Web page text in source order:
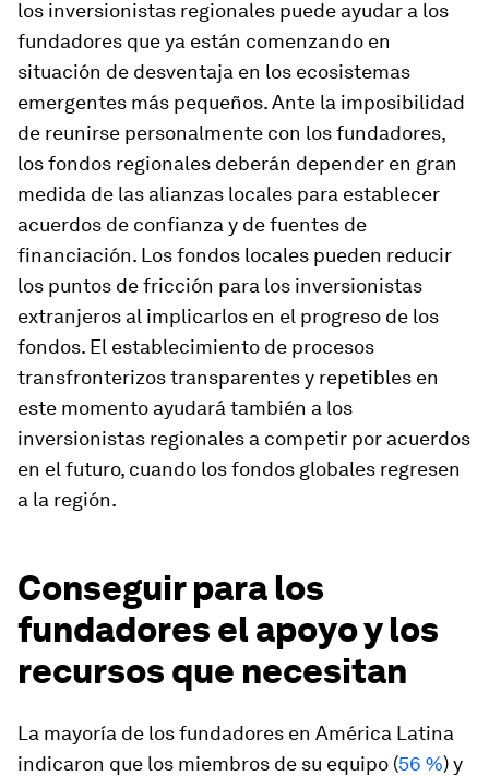
los inversionistas regionales puede ayudar a los
fundadores que ya están comenzando en
situación de desventaja en los ecosistemas
emergentes más pequeños. Ante la imposibilidad
de reunirse personalmente con los fundadores,
los fondos regionales deberán depender en gran
medida de las alianzas locales para establecer
acuerdos de confianza y de fuentes de
financiación. Los fondos locales pueden reducir
los puntos de fricción para los inversionistas
extranjeros al implicarlos en el progreso de los
fondos. El establecimiento de procesos
transfronterizos transparentes y repetibles en
este momento ayudará también a los
inversionistas regionales a competir por acuerdos
en el futuro, cuando los fondos globales regresen
a la región.
Conseguir para los
fundadores el apoyo y los
recursos que necesitan
La mayoría de los fundadores en América Latina
indicaron que los miembros de su equipo (56 %) y